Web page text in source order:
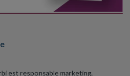
est responsable marketing,